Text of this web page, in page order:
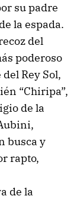
su padre
la espada.
del
poderoso
Rey Sol,
“Chiripa”,
de la
busca y
rapto,
de la